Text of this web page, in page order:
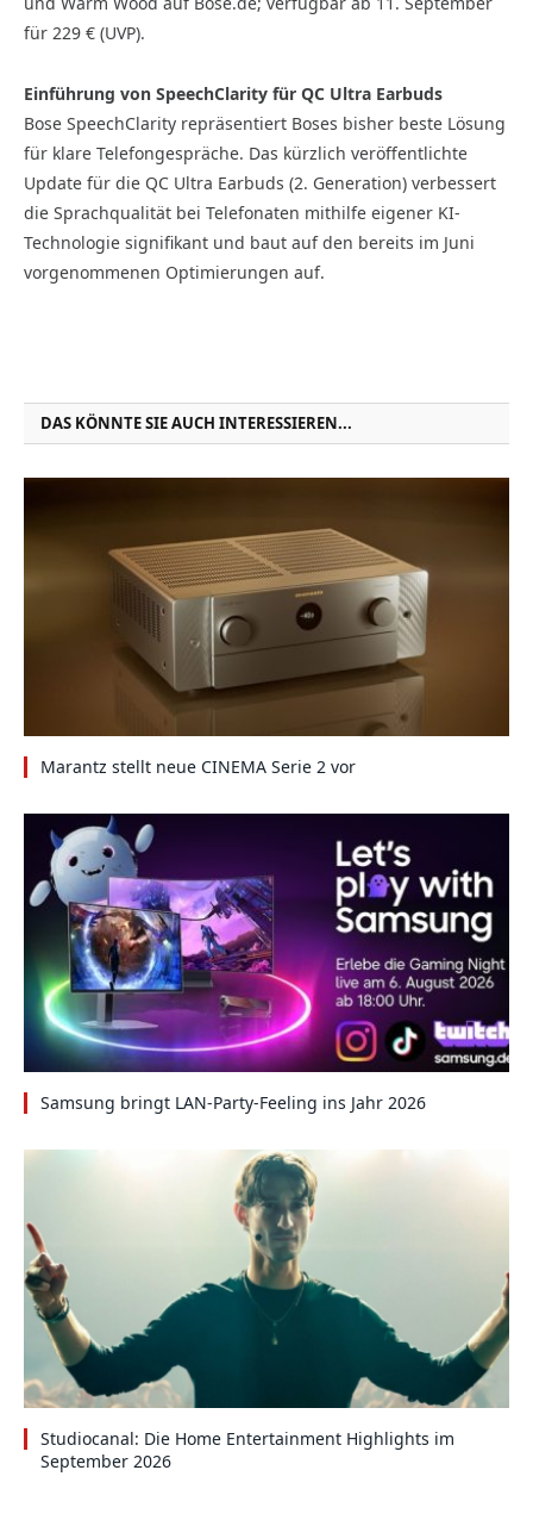
für 229 € (UVP).
Einführung von SpeechClarity für QC Ultra Earbuds
Bose SpeechClarity repräsentiert Boses bisher beste Lösung
für klare Telefongespräche. Das kürzlich veröffentlichte
Update für die QC Ultra Earbuds (2. Generation) verbessert
die Sprachqualität bei Telefonaten mithilfe eigener KI-
Technologie signifikant und baut auf den bereits im Juni
vorgenommenen Optimierungen auf.
DAS KÖNNTE SIE AUCH INTERESSIEREN...
Marantz stellt neue CINEMA Serie 2 vor
Samsung bringt LAN-Party-Feeling ins Jahr 2026
Studiocanal: Die Home Entertainment Highlights im
September 2026